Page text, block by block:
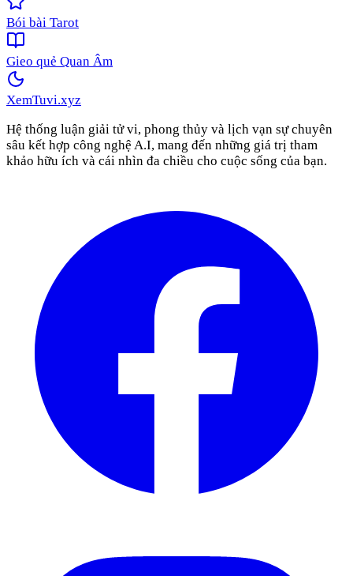
Bói bài Tarot
Gieo quẻ Quan Âm
XemTuvi.xyz
Hệ thống luận giải tử vi, phong thủy và lịch vạn sự chuyên
sâu kết hợp công nghệ A.I, mang đến những giá trị tham
khảo hữu ích và cái nhìn đa chiều cho cuộc sống của bạn.